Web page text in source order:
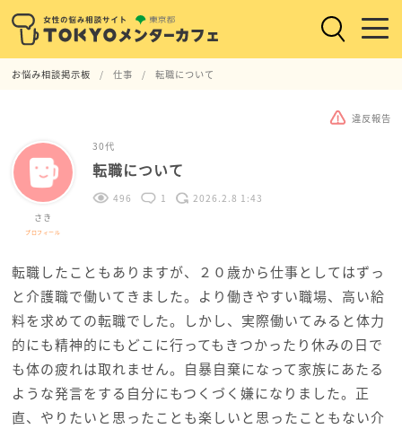
お悩み相談掲示板 仕事 転職について
違反報告
さき
プロフィール
30代
転職について
496 1 2026.2.8 1:43
転職したこともありますが、２０歳から仕事としてはずっ
と介護職で働いてきました。より働きやすい職場、高い給
料を求めての転職でした。しかし、実際働いてみると体力
的にも精神的にもどこに行ってもきつかったり休みの日で
も体の疲れは取れません。自暴自棄になって家族にあたる
ような発言をする自分にもつくづく嫌になりました。正
直、やりたいと思ったことも楽しいと思ったこともない介